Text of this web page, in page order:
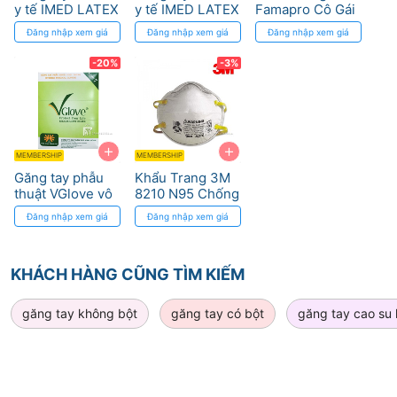
găng tay không bột và găng tay cao su nitrile.
THÔNG SỐ/THÀNH PHẦN
Xuất sứ: Thái Lan
Hãng sản xuất: Satory.
Đóng gói:
100 cái/hộp
Có 3 cỡ: XS, S, M.
CHỈ ĐỊNH
y tế IMED LATEX
POWDERED
EXAMINATION
Đăng nhập xem giá
+
-20%
MEMBERSHIP
Găng tay phẫu
thuật VGlove vô
trùng Chuẩn Y
Tế Việt Nam
Đăng nhập xem giá
y tế IMED LATEX
POWDERED
EXAMINATION
Đăng nhập xem giá
+
-3%
MEMBERSHIP
Khẩu Trang 3M
8210 N95 Chống
Dịch Hiệu Quả
Đăng nhập xem giá
Famapro Cô Gái
Đăng nhập xem giá
KHÁCH HÀNG CŨNG TÌM KIẾM
găng tay không bột găng tay có bột găng tay cao su